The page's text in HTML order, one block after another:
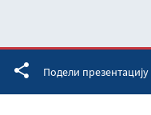
Подели презентацију